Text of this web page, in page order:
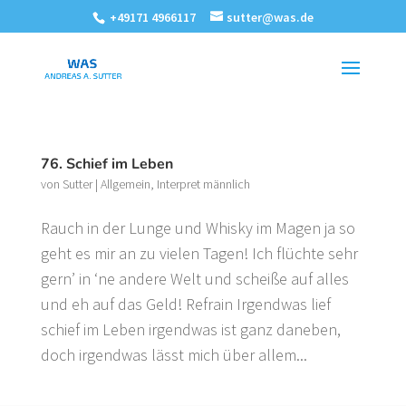
+49171 4966117 sutter@was.de
76. Schief im Leben
von Sutter| Allgemein, Interpret männlich
Rauch in der Lunge und Whisky im Magen ja so
geht es mir an zu vielen Tagen! Ich flüchte sehr
gern’ in ‘ne andere Welt und scheiße auf alles
und eh auf das Geld! Refrain Irgendwas lief
schief im Leben irgendwas ist ganz daneben,
doch irgendwas lässt mich über allem...